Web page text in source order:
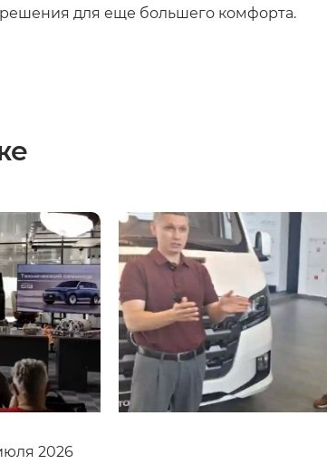
для еще большего комфорта.
2026